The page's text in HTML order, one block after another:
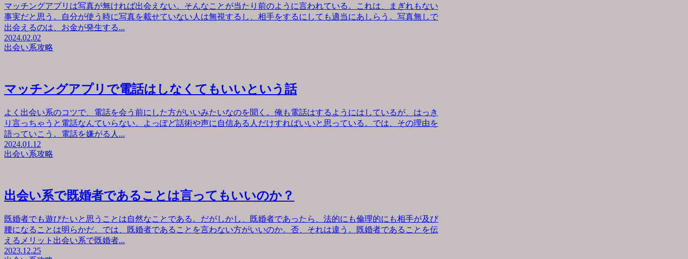
マッチングアプリは写真が無ければ出会えない。そんなことが当たり前のように言われている。これは、まぎれもない
事実だと思う。自分が使う時に写真を載せていない人は無視するし、相手をするにしても適当にあしらう。写真無しで
出会えるのは、お金が発生する...
2024.02.02
出会い系攻略
マッチングアプリで電話はしなくてもいいという話
よく出会い系のコツで、電話を会う前にした方がいいみたいなのを聞く。俺も電話はするようにはしているが、はっき
り言っちゃうと電話なんていらない。よっぽど話術や声に自信ある人だけすればいいと思っている。では、その理由を
語っていこう。電話を嫌がる人...
2024.01.12
出会い系攻略
出会い系で既婚者であることは言ってもいいのか？
既婚者でも遊びたいと思うことは自然なことである。だがしかし、既婚者であったら、法的にも倫理的にも相手が及び
腰になることは明らかだ。では、既婚者であることを言わない方がいいのか。否、それは違う。既婚者であることを伝
えるメリット出会い系で既婚者...
2023.12.25